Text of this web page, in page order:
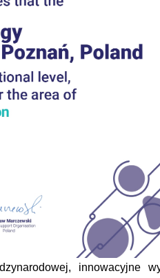
innowacyjne